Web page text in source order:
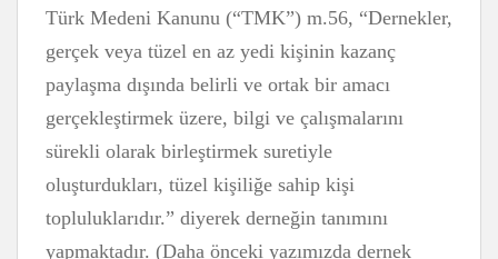
Türk Medeni Kanunu (“TMK”) m.56, “Dernekler,
gerçek veya tüzel en az yedi kişinin kazanç
paylaşma dışında belirli ve ortak bir amacı
gerçekleştirmek üzere, bilgi ve çalışmalarını
sürekli olarak birleştirmek suretiyle
oluşturdukları, tüzel kişiliğe sahip kişi
topluluklarıdır.” diyerek derneğin tanımını
yapmaktadır. (Daha önceki yazımızda dernek